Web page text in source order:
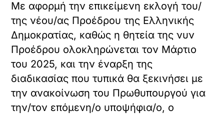
Με αφορμή την επικείμενη εκλογή του/
της νέου/ας Προέδρου της Ελληνικής
Δημοκρατίας, καθώς η θητεία της νυν
Προέδρου ολοκληρώνεται τον Μάρτιο
του 2025, και την έναρξη της
διαδικασίας που τυπικά θα ξεκινήσει με
την ανακοίνωση του Πρωθυπουργού για
την/τον επόμενη/ο υποψήφια/ο, ο